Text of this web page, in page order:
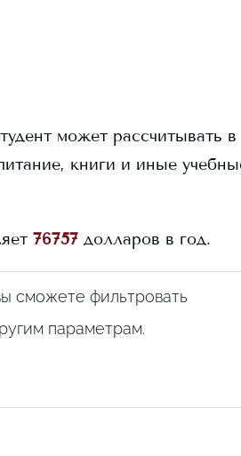
может рассчитывать в
книги и иные
76757 долларов в год.
сможете фильтровать
параметрам.